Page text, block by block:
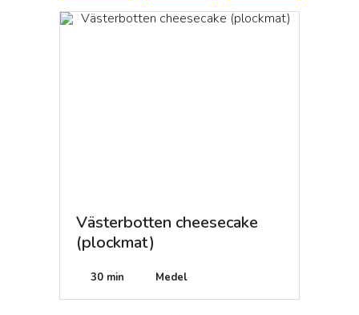
Västerbotten cheesecake
(plockmat)
30 min Medel